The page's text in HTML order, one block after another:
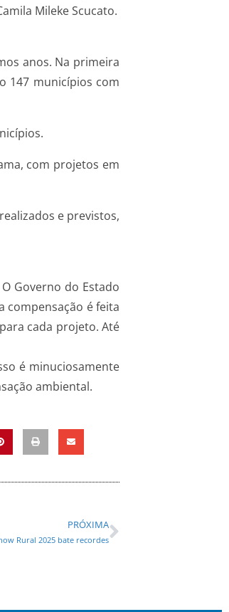
Mileke Scucato.
anos. Na primeira
147 municípios com
com projetos em
e previstos,
Governo do Estado
compensação é feita
cada projeto. Até
é minuciosamente
ambiental.
PRÓXIMA
Rural 2025 bate recordes